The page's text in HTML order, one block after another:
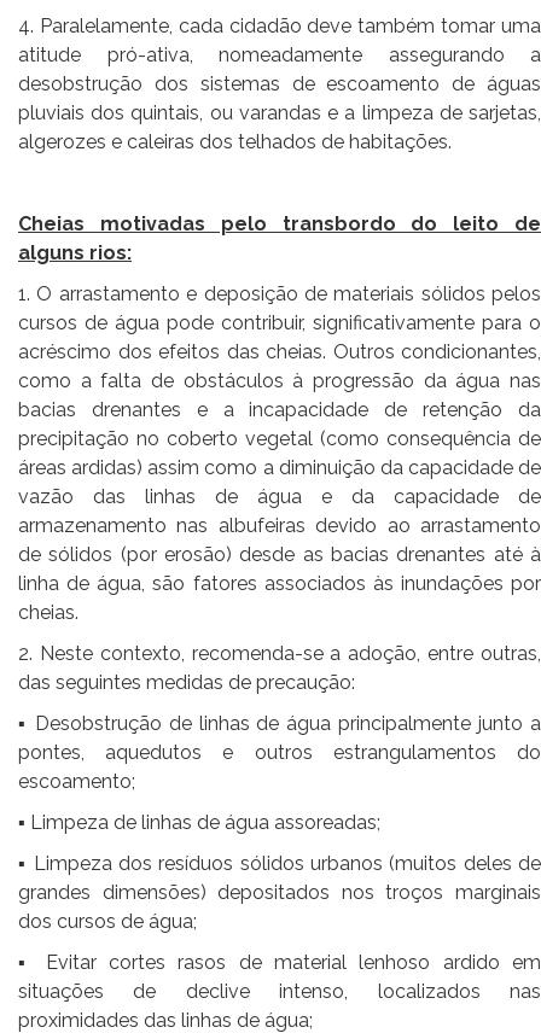
4. Paralelamente, cada cidadão deve também tomar uma
atitude pró-ativa, nomeadamente assegurando a
desobstrução dos sistemas de escoamento de águas
pluviais dos quintais, ou varandas e a limpeza de sarjetas,
algerozes e caleiras dos telhados de habitações.
Cheias motivadas pelo transbordo do leito de
alguns rios:
1. O arrastamento e deposição de materiais sólidos pelos
cursos de água pode contribuir, significativamente para o
acréscimo dos efeitos das cheias. Outros condicionantes,
como a falta de obstáculos à progressão da água nas
bacias drenantes e a incapacidade de retenção da
precipitação no coberto vegetal (como consequência de
áreas ardidas) assim como a diminuição da capacidade de
vazão das linhas de água e da capacidade de
armazenamento nas albufeiras devido ao arrastamento
de sólidos (por erosão) desde as bacias drenantes até à
linha de água, são fatores associados às inundações por
cheias.
2. Neste contexto, recomenda-se a adoção, entre outras,
das seguintes medidas de precaução:
▪ Desobstrução de linhas de água principalmente junto a
pontes, aquedutos e outros estrangulamentos do
escoamento;
▪ Limpeza de linhas de água assoreadas;
▪ Limpeza dos resíduos sólidos urbanos (muitos deles de
grandes dimensões) depositados nos troços marginais
dos cursos de água;
▪ Evitar cortes rasos de material lenhoso ardido em
situações de declive intenso, localizados nas
proximidades das linhas de água;